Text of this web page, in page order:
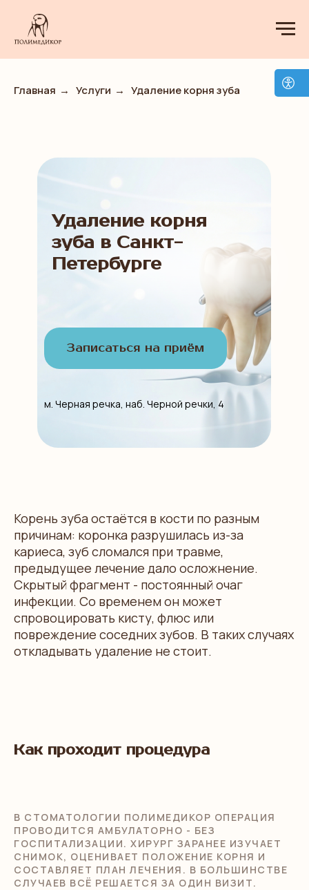
Главная → Услуги → Удаление корня зуба
м. Черная речка, наб. Черной речки, 4
Записаться на приём
Удаление корня
зуба в Санкт-
Петербурге
Корень зуба остаётся в кости по разным
причинам: коронка разрушилась из-за
кариеса, зуб сломался при травме,
предыдущее лечение дало осложнение.
Скрытый фрагмент - постоянный очаг
инфекции. Со временем он может
спровоцировать кисту, флюс или
повреждение соседних зубов. В таких случаях
откладывать удаление не стоит.
Как проходит процедура
В СТОМАТОЛОГИИ ПОЛИМЕДИКОР ОПЕРАЦИЯ
ПРОВОДИТСЯ АМБУЛАТОРНО - БЕЗ
ГОСПИТАЛИЗАЦИИ. ХИРУРГ ЗАРАНЕЕ ИЗУЧАЕТ
СНИМОК, ОЦЕНИВАЕТ ПОЛОЖЕНИЕ КОРНЯ И
СОСТАВЛЯЕТ ПЛАН ЛЕЧЕНИЯ. В БОЛЬШИНСТВЕ
СЛУЧАЕВ ВСЁ РЕШАЕТСЯ ЗА ОДИН ВИЗИТ.